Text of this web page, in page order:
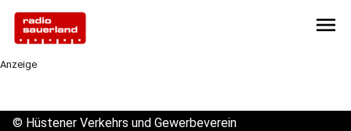
menu
Anzeige
© Hüstener Verkehrs und Gewerbeverein